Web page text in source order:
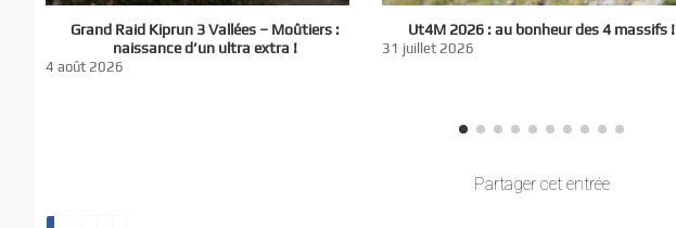
Grand Raid Kiprun 3 Vallées – Moûtiers :
naissance d’un ultra extra !
4 août 2026
Ut4M 2026 : au bonheur des 4 massifs !
31 juillet 2026
Partager cet entrée